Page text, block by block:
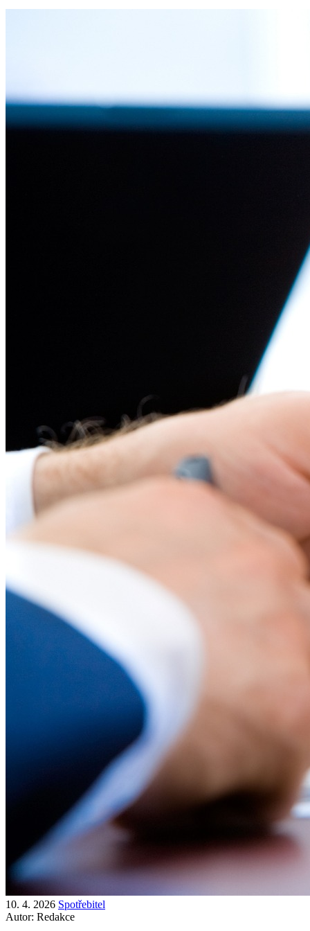
10. 4. 2026 Spotřebitel
Autor: Redakce